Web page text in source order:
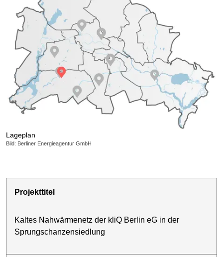
Lageplan
Bild: Berliner Energieagentur GmbH
Projekttitel
Kaltes Nahwärmenetz der kliQ Berlin eG in der
Sprungschanzensiedlung